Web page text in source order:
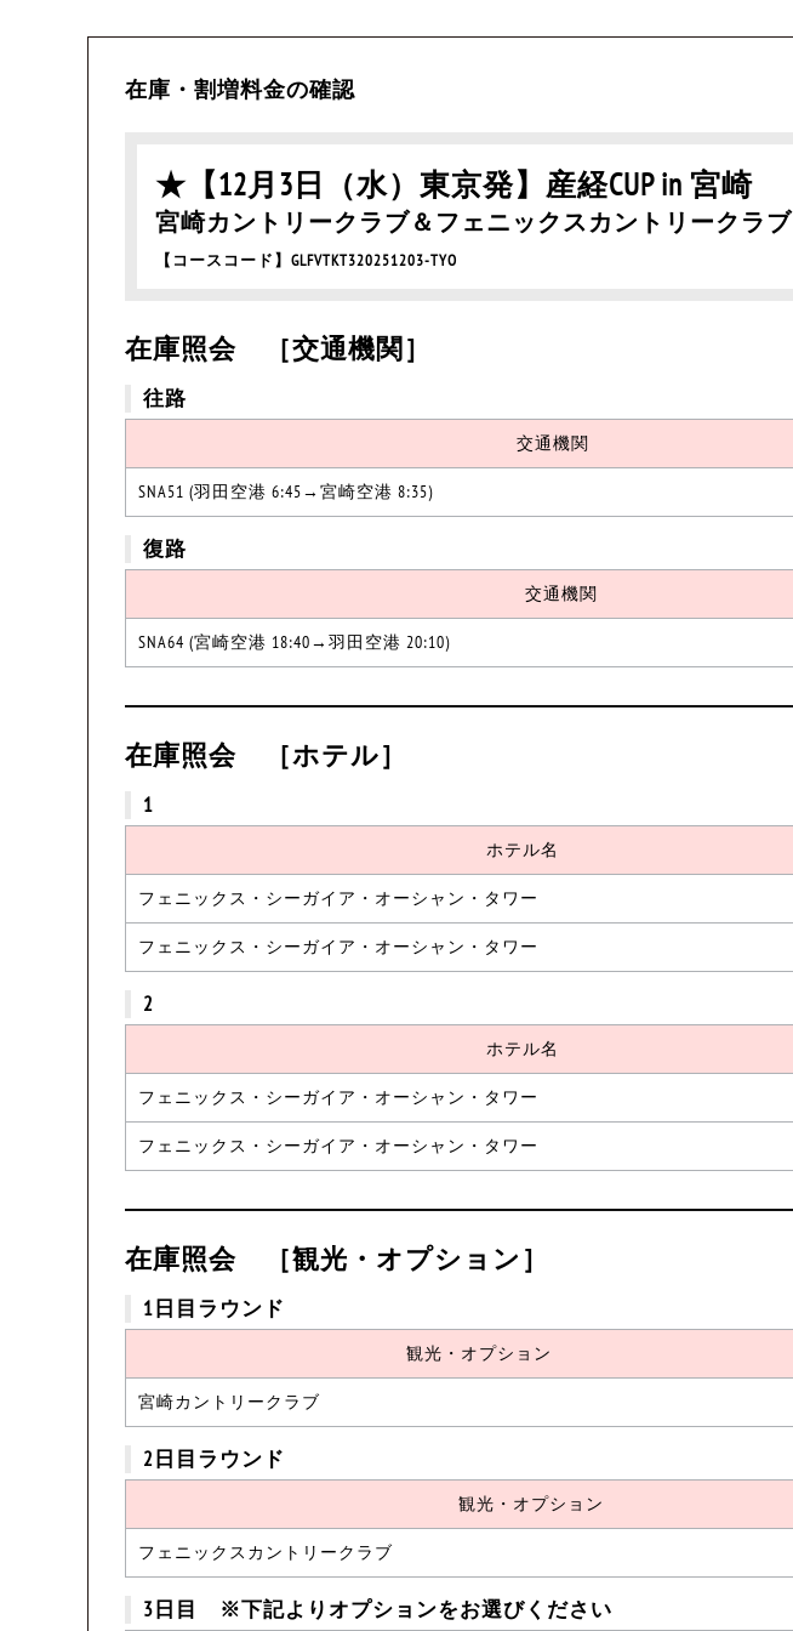
在庫・割増料金の確認
★【12月3日（水）東京発】産経CUP in 宮崎
宮崎カントリークラブ＆フェニックスカントリークラブ
【コースコード】GLFVTKT320251203-TYO
在庫照会 ［交通機関］
往路
交通機関
SNA51 (羽田空港 6:45→宮崎空港 8:35)
復路
交通機関
SNA64 (宮崎空港 18:40→羽田空港 20:10)
在庫照会 ［ホテル］
1
ホテル名
フェニックス・シーガイア・オーシャン・タワー
フェニックス・シーガイア・オーシャン・タワー
2
ホテル名
フェニックス・シーガイア・オーシャン・タワー
フェニックス・シーガイア・オーシャン・タワー
在庫照会 ［観光・オプション］
1日目ラウンド
観光・オプション
宮崎カントリークラブ
2日目ラウンド
観光・オプション
フェニックスカントリークラブ
3日目 ※下記よりオプションをお選びください